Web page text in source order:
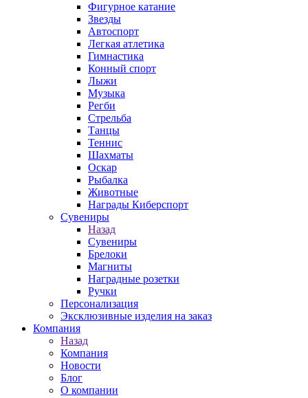
Фигурное катание
Звезды
Автоспорт
Легкая атлетика
Гимнастика
Конный спорт
Лыжи
Музыка
Регби
Стрельба
Танцы
Теннис
Шахматы
Оскар
Рыбалка
Животные
Награды Киберспорт
Сувениры
Назад
Сувениры
Брелоки
Магниты
Наградные розетки
Ручки
Персонализация
Эксклюзивные изделия на заказ
Компания
Назад
Компания
Новости
Блог
О компании